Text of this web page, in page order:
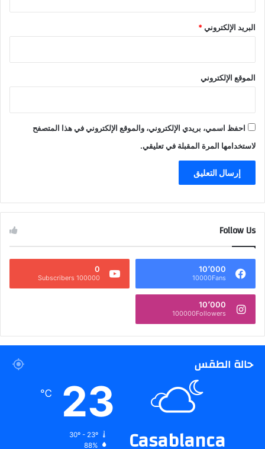
البريد الإلكتروني*
الموقع الإلكتروني
احفظ اسمي، بريدي الإلكتروني، والموقع الإلكتروني في هذا المتصفح
لاستخدامها المرة المقبلة في تعليقي.
Follow Us
10٬000
10000Fans
0
100000 Subscribers
10٬000
100000Followers
حالة الطقس
Casablanca
23
℃
30º - 23º
88%